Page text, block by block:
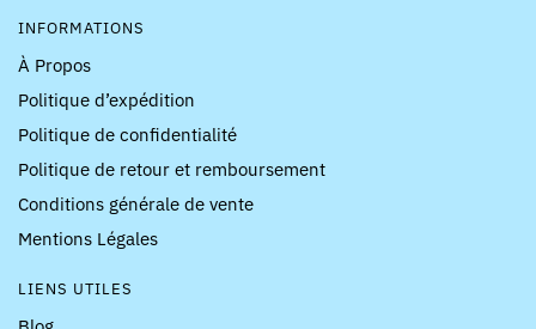
INFORMATIONS
À Propos
Politique d’expédition
Politique de confidentialité
Politique de retour et remboursement
Conditions générale de vente
Mentions Légales
LIENS UTILES